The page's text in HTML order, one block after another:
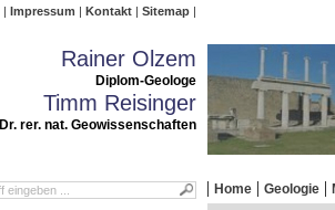
Impressum Kontakt Sitemap
Rainer Olzem
Diplom-Geologe
Timm Reisinger
Dr. rer. nat. Geowissenschaften
Home Geologie